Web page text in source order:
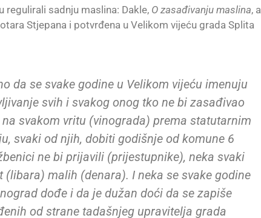
sadnju maslina: Dakle, O zasađivanju maslina, a
Stjepana i potvrđena u Velikom vijeću grada Splita
da se svake godine u Velikom vijeću imenuju
svih i svakog onog tko ne bi zasađivao
svakom vritu (vinograda) prema statutarnim
svaki od njih, dobiti godišnje od komune 6
ne bi prijavili (prijestupnike), neka svaki
malih (denara). I neka se svake godine
dođe i da je dužan doći da se zapiše
od strane tadašnjeg upravitelja grada